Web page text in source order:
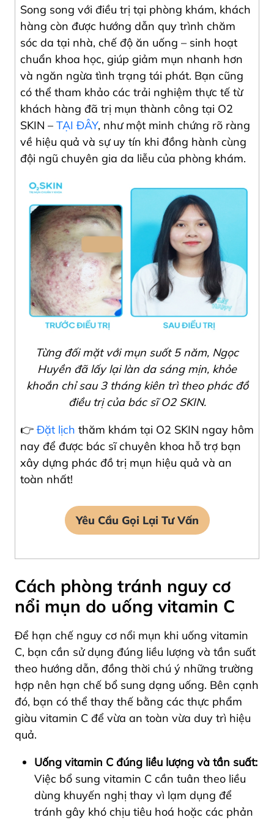
Song song với điều trị tại phòng khám, khách
hàng còn được hướng dẫn quy trình chăm
sóc da tại nhà, chế độ ăn uống – sinh hoạt
chuẩn khoa học, giúp giảm mụn nhanh hơn
và ngăn ngừa tình trạng tái phát. Bạn cũng
có thể tham khảo các trải nghiệm thực tế từ
khách hàng đã trị mụn thành công tại O2
SKIN – TẠI ĐÂY, như một minh chứng rõ ràng
về hiệu quả và sự uy tín khi đồng hành cùng
đội ngũ chuyên gia da liễu của phòng khám.
Từng đối mặt với mụn suốt 5 năm, Ngọc
Huyền đã lấy lại làn da sáng mịn, khỏe
khoắn chỉ sau 3 tháng kiên trì theo phác đồ
điều trị của bác sĩ O2 SKIN.
👉 Đặt lịch thăm khám tại O2 SKIN ngay hôm
nay để được bác sĩ chuyên khoa hỗ trợ bạn
xây dựng phác đồ trị mụn hiệu quả và an
toàn nhất!
Yêu Cầu Gọi Lại Tư Vấn
Cách phòng tránh nguy cơ
nổi mụn do uống vitamin C
Để hạn chế nguy cơ nổi mụn khi uống vitamin
C, bạn cần sử dụng đúng liều lượng và tần suất
theo hướng dẫn, đồng thời chú ý những trường
hợp nên hạn chế bổ sung dạng uống. Bên cạnh
đó, bạn có thể thay thế bằng các thực phẩm
giàu vitamin C để vừa an toàn vừa duy trì hiệu
quả.
Uống vitamin C đúng liều lượng và tần suất:
Việc bổ sung vitamin C cần tuân theo liều
dùng khuyến nghị thay vì lạm dụng để
tránh gây khó chịu tiêu hoá hoặc các phản